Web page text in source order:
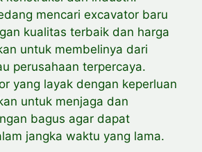
mencari excavator baru
kualitas terbaik dan harga
untuk membelinya dari
perusahaan terpercaya.
yang layak dengan keperluan
untuk menjaga dan
bagus agar dapat
jangka waktu yang lama.